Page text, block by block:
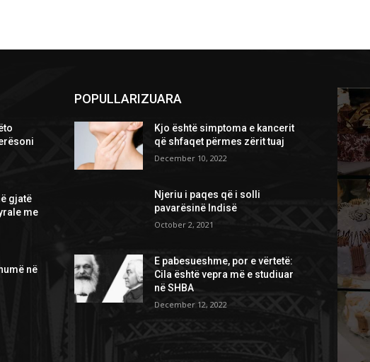
gjatë
me
në
POPULLARIZUARA
Kjo është simptoma e kancerit
që shfaqet përmes zërit tuaj
December 10, 2022
Njeriu i paqes që i solli
pavarësinë Indisë
October 2, 2021
E pabesueshme, por e vërtetë:
Cila është vepra më e studiuar
në SHBA
December 12, 2022